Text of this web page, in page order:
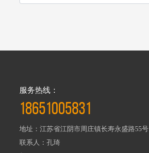
服务热线：
18651005831
地址：江苏省江阴市周庄镇长寿永盛路55号
联系人：孔琦